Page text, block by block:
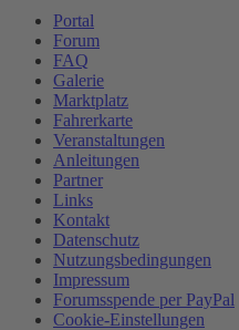
Portal
Forum
FAQ
Galerie
Marktplatz
Fahrerkarte
Veranstaltungen
Anleitungen
Partner
Links
Kontakt
Datenschutz
Nutzungsbedingungen
Impressum
Forumsspende per PayPal
Cookie-Einstellungen